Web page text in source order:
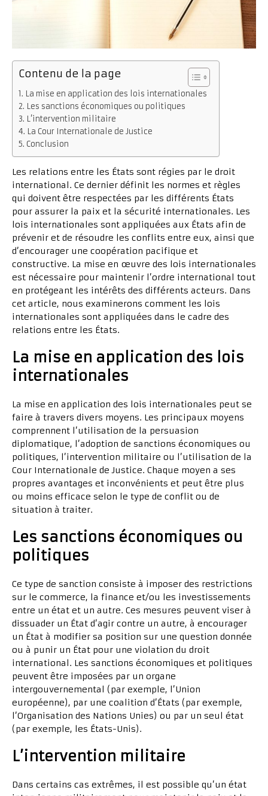
Contenu de la page
La mise en application des lois internationales
Les sanctions économiques ou politiques
L’intervention militaire
La Cour Internationale de Justice
Conclusion
Les relations entre les États sont régies par le droit
international. Ce dernier définit les normes et règles
qui doivent être respectées par les différents États
pour assurer la paix et la sécurité internationales. Les
lois internationales sont appliquées aux États afin de
prévenir et de résoudre les conflits entre eux, ainsi que
d’encourager une coopération pacifique et
constructive. La mise en œuvre des lois internationales
est nécessaire pour maintenir l’ordre international tout
en protégeant les intérêts des différents acteurs. Dans
cet article, nous examinerons comment les lois
internationales sont appliquées dans le cadre des
relations entre les États.
La mise en application des lois
internationales
La mise en application des lois internationales peut se
faire à travers divers moyens. Les principaux moyens
comprennent l’utilisation de la persuasion
diplomatique, l’adoption de sanctions économiques ou
politiques, l’intervention militaire ou l’utilisation de la
Cour Internationale de Justice. Chaque moyen a ses
propres avantages et inconvénients et peut être plus
ou moins efficace selon le type de conflit ou de
situation à traiter.
Les sanctions économiques ou
politiques
Ce type de sanction consiste à imposer des restrictions
sur le commerce, la finance et/ou les investissements
entre un état et un autre. Ces mesures peuvent viser à
dissuader un État d’agir contre un autre, à encourager
un État à modifier sa position sur une question donnée
ou à punir un État pour une violation du droit
international. Les sanctions économiques et politiques
peuvent être imposées par un organe
intergouvernemental (par exemple, l’Union
européenne), par une coalition d’États (par exemple,
l’Organisation des Nations Unies) ou par un seul état
(par exemple, les États-Unis).
L’intervention militaire
Dans certains cas extrêmes, il est possible qu’un état